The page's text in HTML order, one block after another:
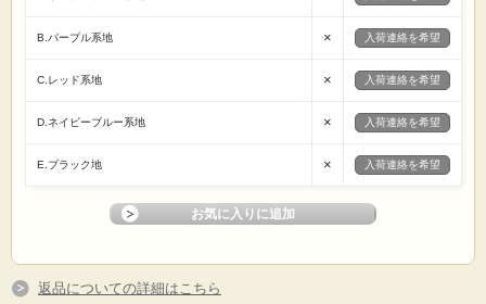
まずはお気軽にメール・お電話でお問い合わせください。
B.パープル系地 × 入荷連絡を希望
C.レッド系地 × 入荷連絡を希望
D.ネイビーブルー系地 × 入荷連絡を希望
E.ブラック地 × 入荷連絡を希望
返品についての詳細はこちら